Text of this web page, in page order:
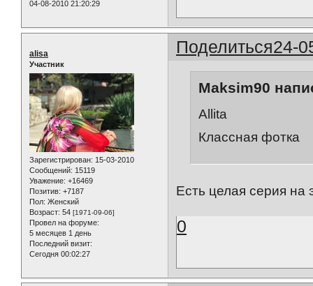
04-08-2010 21:20:29
Поделиться24-
alisa
Участник
Зарегистрирован: 15-03-2010
Сообщений: 15119
Уважение: +16469
Позитив: +7187
Пол: Женский
Возраст: 54 [1971-09-06]
Провел на форуме:
5 месяцев 1 день
Последний визит:
Сегодня 00:02:27
Maksim90
Allita
Классная фотка
Есть целая серия на
0